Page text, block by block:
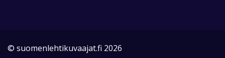
© suomenlehtikuvaajat.fi 2026